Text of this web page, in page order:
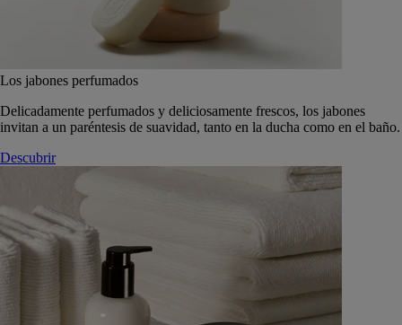
Los jabones perfumados
Delicadamente perfumados y deliciosamente frescos, los jabones
invitan a un paréntesis de suavidad, tanto en la ducha como en el baño.
Descubrir